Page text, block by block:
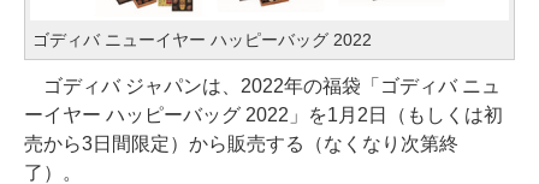
ゴディバ ニューイヤー ハッピーバッグ 2022
ゴディバ ジャパンは、2022年の福袋「ゴディバ ニュ
ーイヤー ハッピーバッグ 2022」を1月2日（もしくは初
売から3日間限定）から販売する（なくなり次第終
了）。